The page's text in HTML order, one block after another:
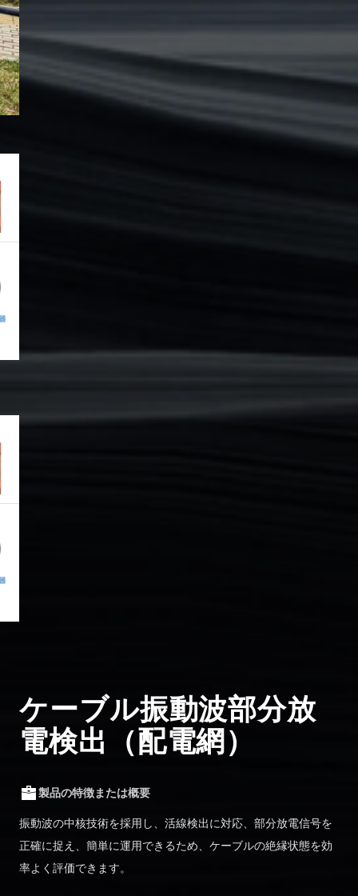
ケーブル振動波部分放
電検出（配電網）
製品の特徴または概要
振動波の中核技術を採用し、活線検出に対応、部分放電信号を
正確に捉え、簡単に運用できるため、ケーブルの絶縁状態を効
率よく評価できます。